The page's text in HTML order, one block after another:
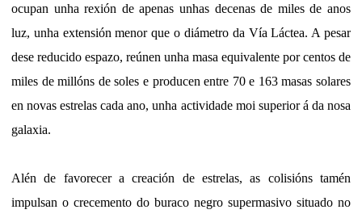
ocupan unha rexión de apenas unhas decenas de miles de anos
luz, unha extensión menor que o diámetro da Vía Láctea. A pesar
dese reducido espazo, reúnen unha masa equivalente por centos de
miles de millóns de soles e producen entre 70 e 163 masas solares
en novas estrelas cada ano, unha actividade moi superior á da nosa
galaxia.
Alén de favorecer a creación de estrelas, as colisións tamén
impulsan o crecemento do buraco negro supermasivo situado no